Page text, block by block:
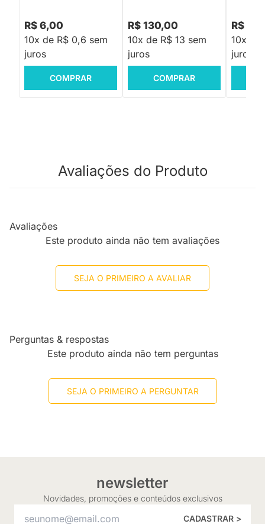
R$ 6,00
10x de R$ 0,6 sem
juros
COMPRAR
R$ 130,00
10x de R$ 13 sem
juros
COMPRAR
R$
10x de
juros
Avaliações do Produto
Avaliações
Este produto ainda não tem avaliações
SEJA O PRIMEIRO A AVALIAR
Perguntas & respostas
Este produto ainda não tem perguntas
SEJA O PRIMEIRO A PERGUNTAR
newsletter
Novidades, promoções e conteúdos exclusivos
CADASTRAR >